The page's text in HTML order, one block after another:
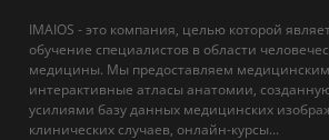
IMAIOS - это компания, целью которой
обучение специалистов в области
медицины. Мы предоставляем
интерактивные атласы анатомии,
усилиями базу данных медицинских
клинических случаев, онлайн-курсы...